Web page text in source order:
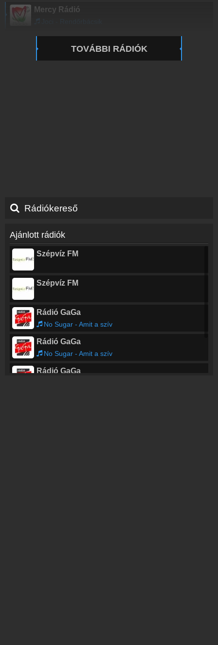
Mercy Rádió
TOVÁBBI RÁDIÓK
Rádiókereső
Ajánlott rádiók
Szépvíz FM
Szépvíz FM
Rádió GaGa
No Sugar - Amit a szív
Rádió GaGa
No Sugar - Amit a szív
Rádió GaGa